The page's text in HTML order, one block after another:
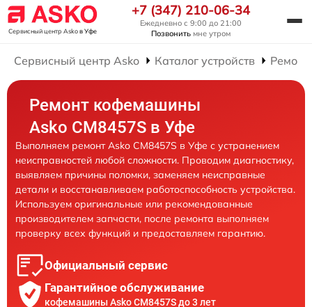
Сервисный центр Askoв Уфе
+7 (347) 210-06-34
Ежедневно с 9:00 до 21:00
Позвонить мне утром
Сервисный центр Asko Каталог устройств
Ремонт кофемашины
Asko CM8457S в Уфе
Выполняем ремонт Asko CM8457S в Уфе с устранением
неисправностей любой сложности. Проводим диагностику,
выявляем причины поломки, заменяем неисправные
детали и восстанавливаем работоспособность устройства.
Используем оригинальные или рекомендованные
производителем запчасти, после ремонта выполняем
проверку всех функций и предоставляем гарантию.
Официальный сервис
Гарантийное обслуживание
кофемашины Asko CM8457S до 3 лет